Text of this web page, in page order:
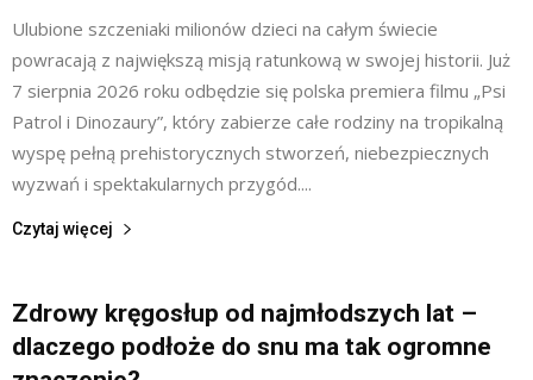
Ulubione szczeniaki milionów dzieci na całym świecie
powracają z największą misją ratunkową w swojej historii. Już
7 sierpnia 2026 roku odbędzie się polska premiera filmu „Psi
Patrol i Dinozaury”, który zabierze całe rodziny na tropikalną
wyspę pełną prehistorycznych stworzeń, niebezpiecznych
wyzwań i spektakularnych przygód....
Czytaj więcej
Zdrowy kręgosłup od najmłodszych lat –
dlaczego podłoże do snu ma tak ogromne